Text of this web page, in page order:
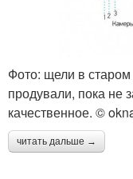
Фото: щели в
продували, пока не
качественное. ©
читать дальше →